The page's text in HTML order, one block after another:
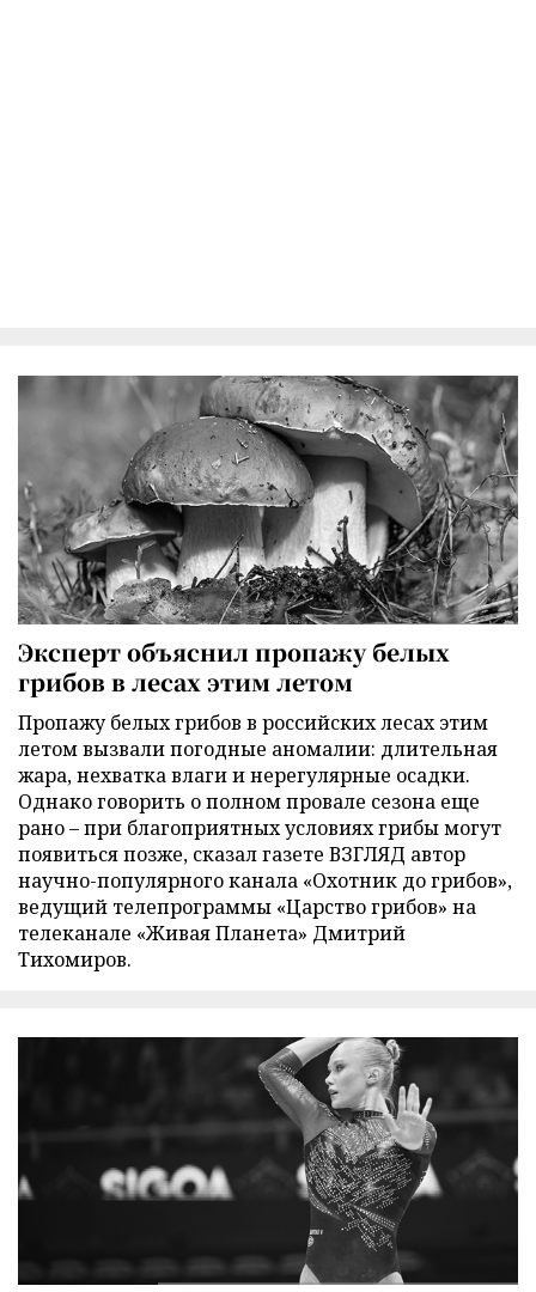
Эксперт объяснил пропажу белых
грибов в лесах этим летом
Пропажу белых грибов в российских лесах этим
летом вызвали погодные аномалии: длительная
жара, нехватка влаги и нерегулярные осадки.
Однако говорить о полном провале сезона еще
рано – при благоприятных условиях грибы могут
появиться позже, сказал газете ВЗГЛЯД автор
научно-популярного канала «Охотник до грибов»,
ведущий телепрограммы «Царство грибов» на
телеканале «Живая Планета» Дмитрий
Тихомиров.